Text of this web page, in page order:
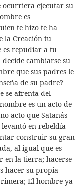
ocurriera ejecutar su
es
te hizo te ha
la Creación tu
es repudiar a tu
cambiarse su
que sus padres le
de su padre?
se afrenta del
es un acto de
acto que Satanás
levantó en rebeldía
construir su gran
al igual que es
en la tierra; hacerse
hacer su propia
El hombre ya